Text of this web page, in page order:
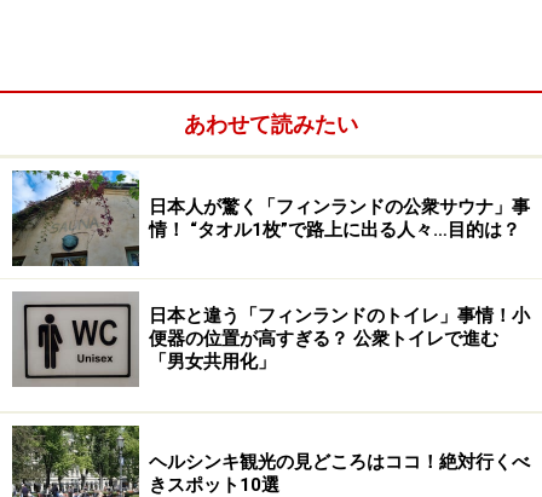
フィンランド中部地方は、内陸であるがゆえに、西側の
スウェーデン文化も東側のロシア文化も直接流入するに
至らなかった地域。だからこそこのエリアには今でも、
遠方から聞き知るキリスト教会なるものを、手に入れう
る素材（木材）と独自の技法やアイデアによって地元の
大工たちがそれらしく作り上げた、ユニークで郷土性の
反映された建物が数多く残っているのです。現在このペ
タヤヴェシの古い教会は、断熱や収容人数の問題などか
ら結婚式など特別儀式にのみ使われています。けれどそ
に登録され、以後はるばる観光客たちが訪れる場所とな
りました。
あわせて読みたい
日本人が驚く「フィンランドの公衆サウナ」事
情！ “タオル1枚”で路上に出る人々…目的は？
日本と違う「フィンランドのトイレ」事情！小
便器の位置が高すぎる？ 公衆トイレで進む
「男女共用化」
ヘルシンキ観光の見どころはココ！絶対行くべ
きスポット10選